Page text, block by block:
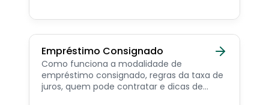
pensionista e beneficiários de programas
Empréstimo Consignado
Como funciona a modalidade de
empréstimo consignado, regras da taxa de
juros, quem pode contratar e dicas de